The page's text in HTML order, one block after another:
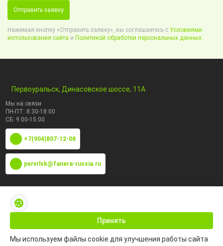
Отправить заявку
Нажимая кнопку «Отправить заявку», вы соглашаетесь с Условиями
использования сайта и Политикой обработки персональных данных.
Мы используем файлы cookie для улучшения работы сайта
Принять
Первоуральск, Динасовское шоссе, 11А
Мы на связи
ПН-ПТ: 8:30-18:00
СБ: 9:00-15:00
+7(904)807-12-08
pervrlsk@fanera-russia.ru
По маркам
Каталог по сфере применения
Информация